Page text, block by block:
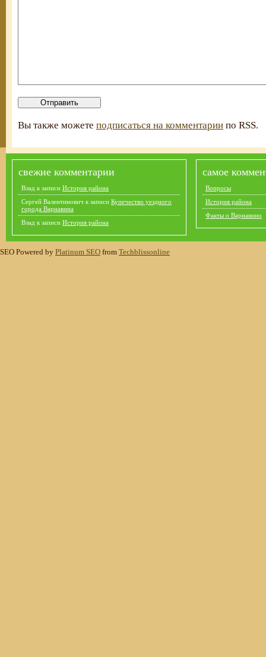
Вы также можете подписаться на комментарии по RSS.
свежие комментарии
Влад к записи История района
Сергей Валентинович к записи Купечество уездного
города Варнавина
Влад к записи История района
самое
Вопросы
История района
Факты о Варнавино
SEO Powered by Platinum SEO from Techblissonline